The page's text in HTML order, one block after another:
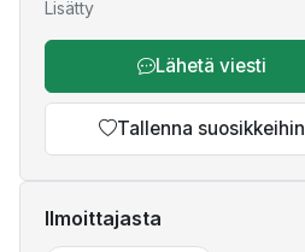
Lisätty
Lähetä viesti
Tallenna suosikkeihin
Ilmoittajasta